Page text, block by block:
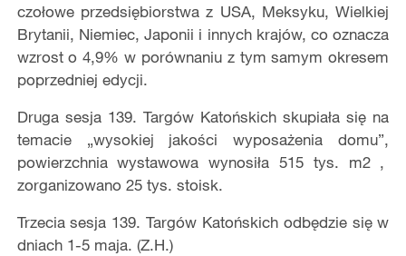
czołowe przedsiębiorstwa z USA, Meksyku, Wielkiej
Brytanii, Niemiec, Japonii i innych krajów, co oznacza
wzrost o 4,9% w porównaniu z tym samym okresem
poprzedniej edycji.
Druga sesja 139. Targów Katońskich skupiała się na
temacie „wysokiej jakości wyposażenia domu”,
powierzchnia wystawowa wynosiła 515 tys. m2 ,
zorganizowano 25 tys. stoisk.
Trzecia sesja 139. Targów Katońskich odbędzie się w
dniach 1-5 maja. (Z.H.)